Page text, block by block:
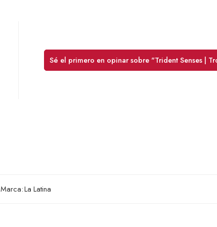
Sé el primero en opinar sobre "Trident Senses |
Marca:La Latina